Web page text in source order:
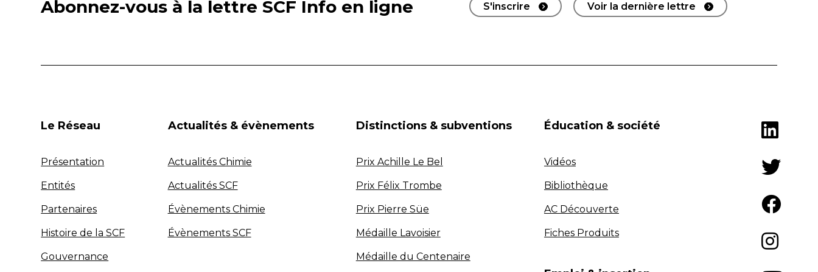
Abonnez-vous à la lettre SCF Info en ligne S'inscrire Voir la dernière lettre
Le Réseau
Présentation
Entités
Partenaires
Histoire de la SCF
Gouvernance
Actualités & évènements
Actualités Chimie
Actualités SCF
Évènements Chimie
Évènements SCF
Distinctions & subventions
Prix Achille Le Bel
Prix Félix Trombe
Prix Pierre Süe
Médaille Lavoisier
Médaille du Centenaire
Éducation & société
Vidéos
Bibliothèque
AC Découverte
Fiches Produits